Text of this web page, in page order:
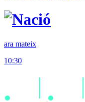
ara mateix
10:30